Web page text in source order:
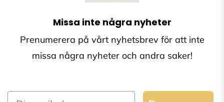
Missa inte några nyheter
Prenumerera på vårt nyhetsbrev för att inte
missa några nyheter och andra saker!